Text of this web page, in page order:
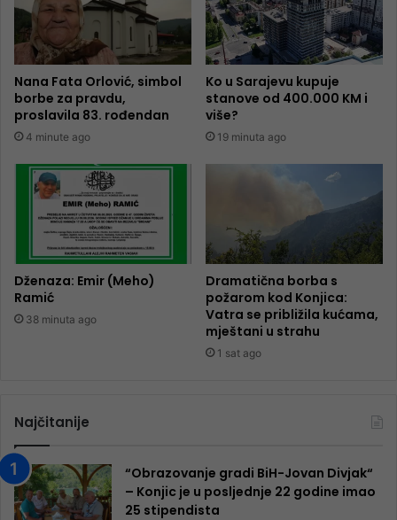
Nana Fata Orlović, simbol
borbe za pravdu,
proslavila 83. rođendan
4 minute ago
Ko u Sarajevu kupuje
stanove od 400.000 KM i
više?
19 minuta ago
Dženaza: Emir (Meho)
Ramić
38 minuta ago
Dramatična borba s
požarom kod Konjica:
Vatra se približila kućama,
mještani u strahu
1 sat ago
Najčitanije
“Obrazovanje gradi BiH-Jovan Divjak“
– Konjic je u posljednje 22 godine imao
25 ​​stipendista